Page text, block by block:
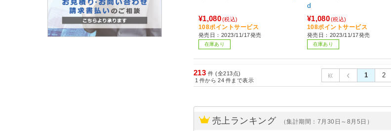
¥1,080(税込)
108ポイントサービス
発売日：2023/11/17発売
在庫あり
d
¥1,080(税込)
108ポイントサービス
発売日：2023/11/17発売
在庫あり
213 件 (全213点)
1 件から 24 件まで表示
1 2
売上ランキング （集計期間：7月30日～8月5日）